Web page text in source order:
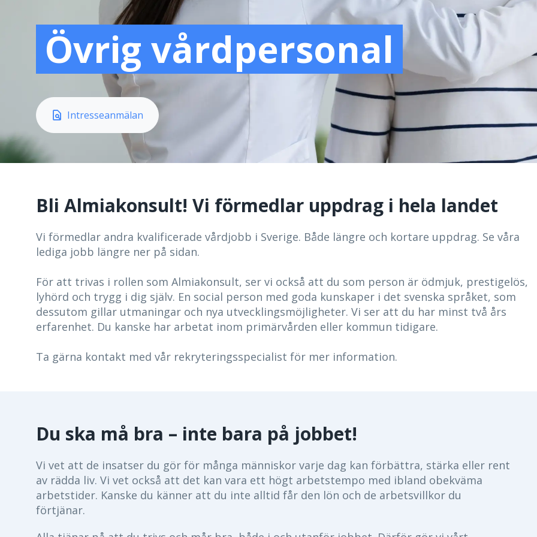
Övrig vårdpersonal
Intresseanmälan
Bli Almiakonsult! Vi förmedlar uppdrag i hela landet
Vi förmedlar andra kvalificerade vårdjobb i Sverige. Både längre och kortare uppdrag. Se våra
lediga jobb längre ner på sidan.
För att trivas i rollen som Almiakonsult, ser vi också att du som person är ödmjuk, prestigelös,
lyhörd och trygg i dig själv. En social person med goda kunskaper i det svenska språket, som
dessutom gillar utmaningar och nya utvecklingsmöjligheter. Vi ser att du har minst två års
erfarenhet. Du kanske har arbetat inom primärvården eller kommun tidigare.
Ta gärna kontakt med vår rekryteringsspecialist för mer information.
Du ska må bra – inte bara på jobbet!
Vi vet att de insatser du gör för många människor varje dag kan förbättra, stärka eller rent
av rädda liv. Vi vet också att det kan vara ett högt arbetstempo med ibland obekväma
arbetstider. Kanske du känner att du inte alltid får den lön och de arbetsvillkor du
förtjänar.